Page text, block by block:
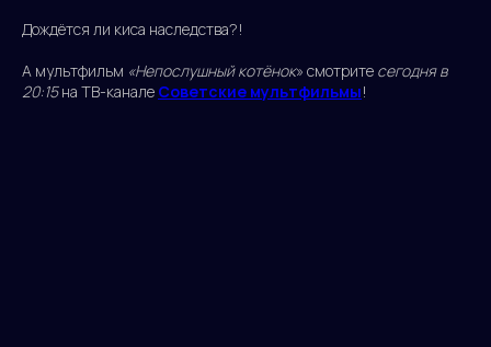
Дождётся ли киса наследства?!
А мультфильм «Непослушный котёнок» смотрите сегодня в
20:15на ТВ-канале Советские мультфильмы!